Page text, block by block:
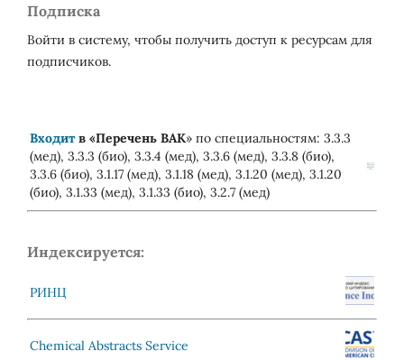
Подписка
Войти в систему, чтобы получить доступ к ресурсам для
подписчиков.
Входит в «Перечень ВАК» по специальностям: 3.3.3
(мед), 3.3.3 (био), 3.3.4 (мед), 3.3.6 (мед), 3.3.8 (био),
3.3.6 (био), 3.1.17 (мед), 3.1.18 (мед), 3.1.20 (мед), 3.1.20
(био), 3.1.33 (мед), 3.1.33 (био), 3.2.7 (мед)
Индексируется:
РИНЦ
Chemical Abstracts Service